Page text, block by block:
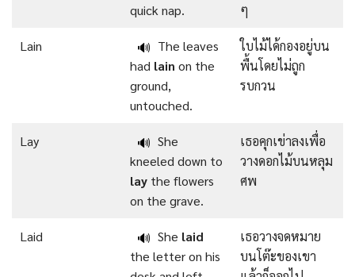
quick nap.
ๆ
Lain 🔊 The leaves
had lain on the
ground,
untouched.
ใบไม้ได้กองอยู่บน
พื้นโดยไม่ถูก
รบกวน
Lay 🔊 She
kneeled down to
lay the flowers
on the grave.
เธอคุกเข่าลงเพื่อ
วางดอกไม้บนหลุม
ศพ
Laid 🔊 She laid
the letter on his
เธอวางจดหมาย
บนโต๊ะของเขา